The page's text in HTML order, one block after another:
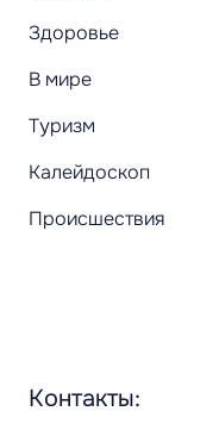
Здоровье
В мире
Туризм
Калейдоскоп
Происшествия
Контакты: